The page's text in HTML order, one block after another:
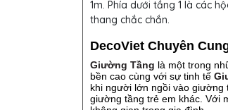
1m. Phía dưới tầng 1 là các
thang chắc chắn.
DecoViet Chuyên
Giường Tầng là một trong
bền cao cùng với sự tinh tế
khi người lớn ngồi vào giường
giường tầng trẻ em khác. Với